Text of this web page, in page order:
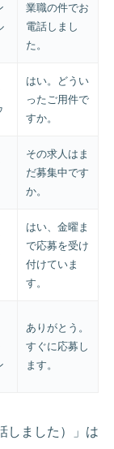
業職の件でお
電話しまし
た。
はい。どうい
ったご用件で
すか。
その求人はま
だ募集中です
か。
はい、金曜ま
で応募を受け
付けていま
す。
ありがとう。
すぐに応募し
ます。
しました）」は